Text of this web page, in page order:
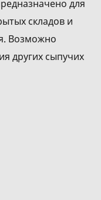
для
складов и
Возможно
других сыпучих